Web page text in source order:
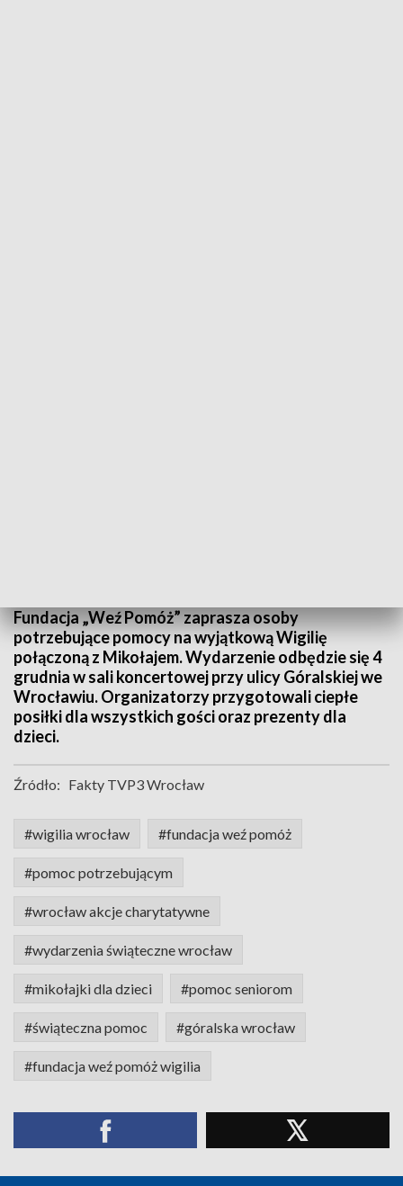
Fundacja „Weź Pomóż” zaprasza osoby
potrzebujące pomocy na wyjątkową Wigilię
połączoną z Mikołajem. Wydarzenie odbędzie się 4
grudnia w sali koncertowej przy ulicy Góralskiej we
Wrocławiu. Organizatorzy przygotowali ciepłe
posiłki dla wszystkich gości oraz prezenty dla
dzieci.
Źródło: Fakty TVP3 Wrocław
#wigilia wrocław #fundacja weź pomóż
#pomoc potrzebującym
#wrocław akcje charytatywne
#wydarzenia świąteczne wrocław
#mikołajki dla dzieci #pomoc seniorom
#świąteczna pomoc #góralska wrocław
#fundacja weź pomóż wigilia